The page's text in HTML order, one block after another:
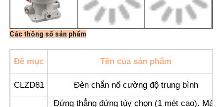
Các thông số sản phẩm
Đề mục Tên của sản phẩm
CLZD81 Đèn chắn nổ cường độ trung bình
Đứng thẳng đứng tùy chọn (1 mét cao). Màu